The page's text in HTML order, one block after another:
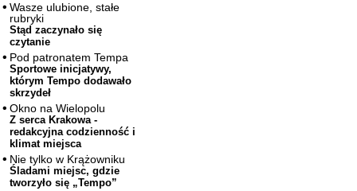
Wasze ulubione, stałe
rubryki
Stąd zaczynało się
czytanie
Pod patronatem Tempa
Sportowe inicjatywy,
którym Tempo dodawało
skrzydeł
Okno na Wielopolu
Z serca Krakowa -
redakcyjna codzienność i
klimat miejsca
Nie tylko w Krążowniku
Śladami miejsc, gdzie
tworzyło się „Tempo”